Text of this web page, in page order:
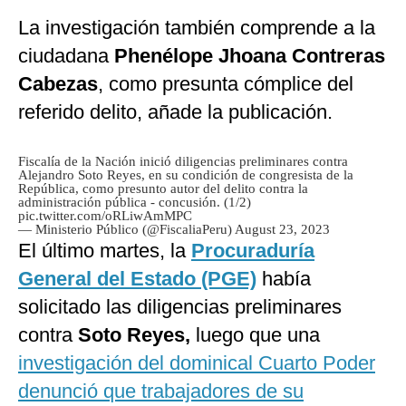
La investigación también comprende a la
ciudadana Phenélope Jhoana Contreras
Cabezas, como presunta cómplice del
referido delito, añade la publicación.
Fiscalía de la Nación inició diligencias preliminares contra
Alejandro Soto Reyes, en su condición de congresista de la
República, como presunto autor del delito contra la
administración pública - concusión. (1/2)
pic.twitter.com/oRLiwAmMPC
— Ministerio Público (@FiscaliaPeru)August 23, 2023
El último martes, la Procuraduría
General del Estado (PGE) había
solicitado las diligencias preliminares
contraSoto Reyes, luego que una
investigación del dominical Cuarto Poder
denunció que trabajadores de su